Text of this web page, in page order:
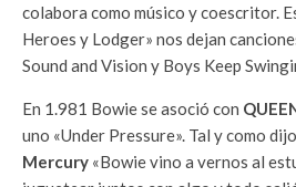
colabora como músico y coescritor.
Heroes y Lodger» nos dejan
Sound and Vision y Boys Keep
En 1.981 Bowie se asoció con
uno «Under Pressure». Tal y como
Mercury «Bowie vino a vernos al